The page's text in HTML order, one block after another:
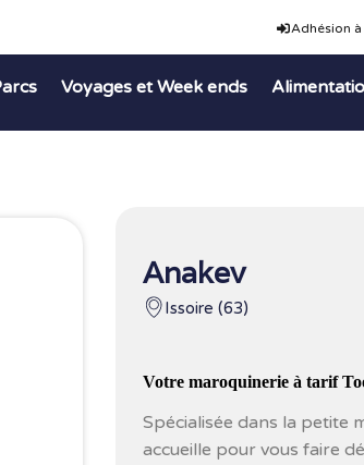
Adhésion
Voyages et Week ends
Anakev
Issoire (63)
Votre maroquinerie à tarif
Spécialisée dans la petite
accueille pour vous faire